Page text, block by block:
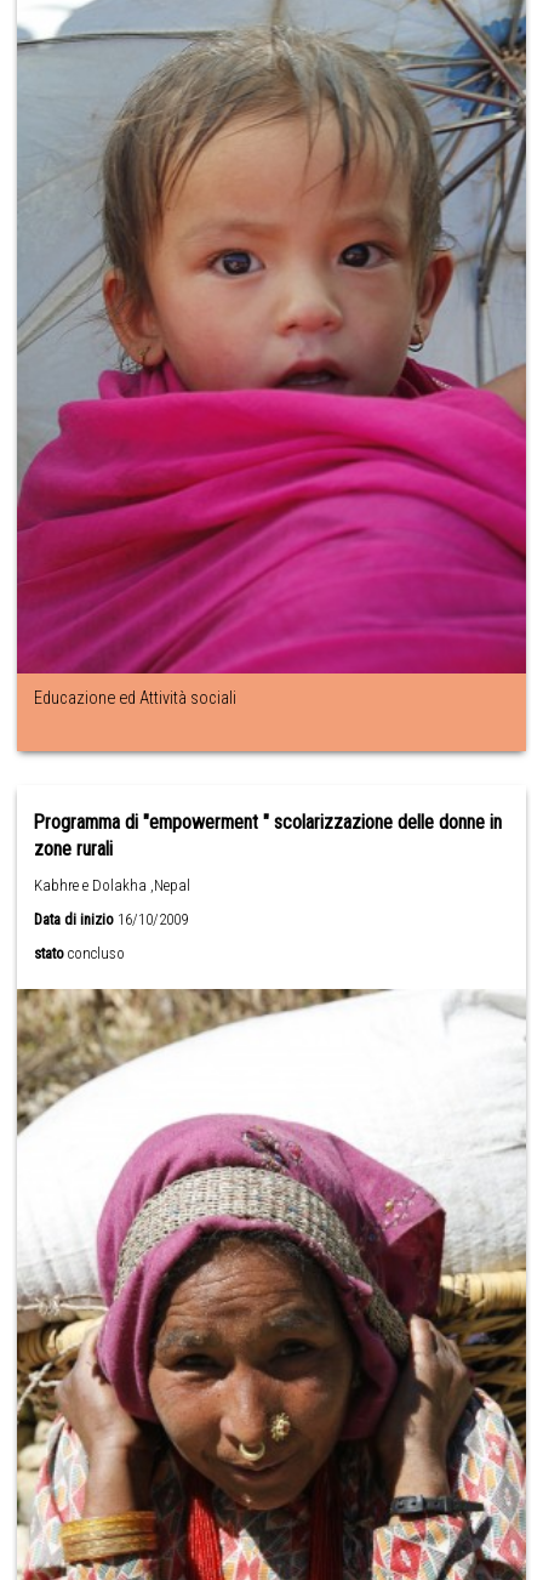
Educazione ed Attività sociali
Programma di "empowerment " scolarizzazione delle donne in
zone rurali
Kabhre e Dolakha ,Nepal
Data di inizio 16/10/2009
stato concluso